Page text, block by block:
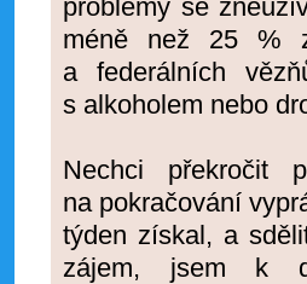
problémy se
méně než 25 %
a federálních
s alkoholem nebo
Nechci překročit
na pokračování
týden získal, a
zájem, jsem k